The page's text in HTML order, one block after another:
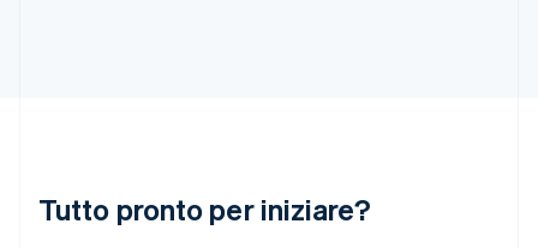
Tutto pronto per iniziare?
Lituania